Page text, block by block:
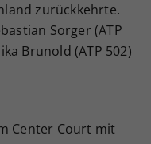
zurückkehrte.
Sorger (ATP
Brunold (ATP 502)
Center Court mit